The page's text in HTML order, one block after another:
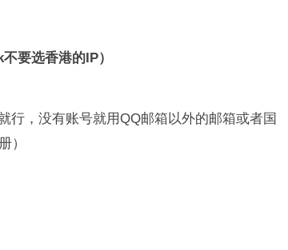
不要选香港的IP）
行，没有账号就用QQ邮箱以外的邮箱或者国
）